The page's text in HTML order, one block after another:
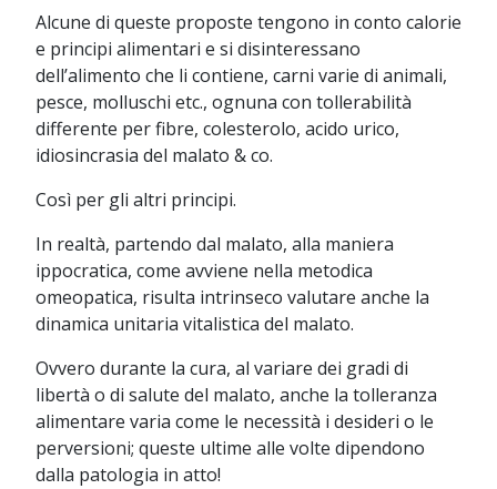
Alcune di queste proposte tengono in conto calorie
e principi alimentari e si disinteressano
dell’alimento che li contiene, carni varie di animali,
pesce, molluschi etc., ognuna con tollerabilità
differente per fibre, colesterolo, acido urico,
idiosincrasia del malato & co.
Così per gli altri principi.
In realtà, partendo dal malato, alla maniera
ippocratica, come avviene nella metodica
omeopatica, risulta intrinseco valutare anche la
dinamica unitaria vitalistica del malato.
Ovvero durante la cura, al variare dei gradi di
libertà o di salute del malato, anche la tolleranza
alimentare varia come le necessità i desideri o le
perversioni; queste ultime alle volte dipendono
dalla patologia in atto!